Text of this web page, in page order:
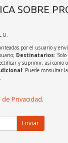
SOBRE
por el usuario y
Destinatarios:
y suprimir, así como
: Puede consultar
de Privacidad.
Enviar